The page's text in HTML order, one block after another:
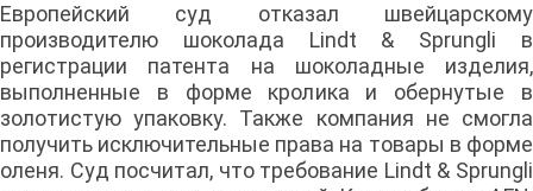
Европейский суд отказал швейцарскому
производителю шоколада Lindt & Sprungli в
регистрации патента на шоколадные изделия,
выполненные в форме кролика и обернутые в
золотистую упаковку. Также компания не смогла
получить исключительные права на товары в форме
оленя. Суд посчитал, что требование Lindt & Sprungli